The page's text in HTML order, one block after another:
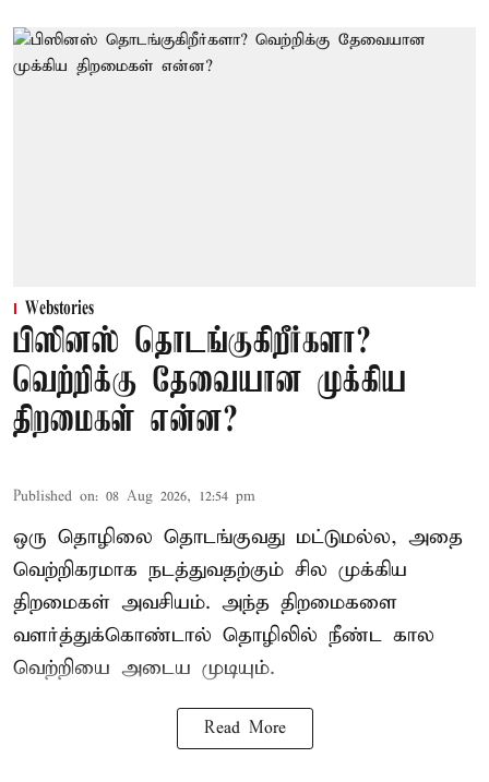
Webstories
பிஸினஸ் தொடங்குகிறீர்களா?
வெற்றிக்கு தேவையான முக்கிய
திறமைகள் என்ன?
Published on: 08 Aug 2026, 12:54 pm
ஒரு தொழிலை தொடங்குவது மட்டுமல்ல, அதை
வெற்றிகரமாக நடத்துவதற்கும் சில முக்கிய
திறமைகள் அவசியம். அந்த திறமைகளை
வளர்த்துக்கொண்டால் தொழிலில் நீண்ட கால
வெற்றியை அடைய முடியும்.
Read More